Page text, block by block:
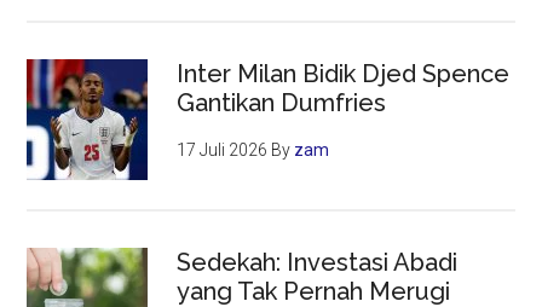
Inter Milan Bidik Djed Spence
Gantikan Dumfries
17 Juli 2026 By zam
Sedekah: Investasi Abadi
yang Tak Pernah Merugi